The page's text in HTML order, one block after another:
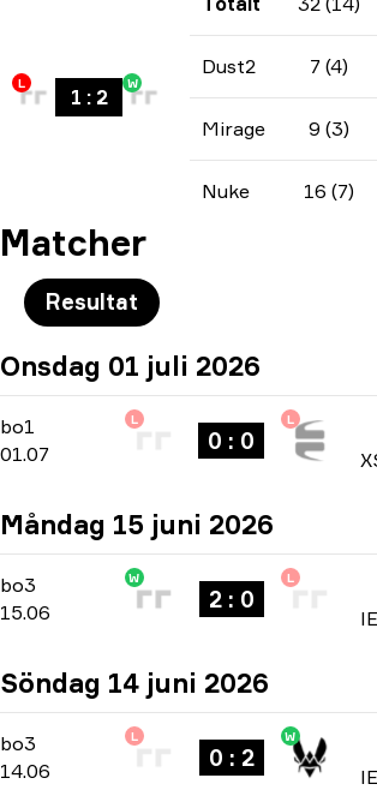
L
1 : 2
W
Dust2 7 (4)
Mirage 9 (3)
Nuke 16 (7)
Matcher
Resultat
Onsdag 01 juli 2026
bo1 Group Stage
bo1
01.07
L
0 : 0
L
Måndag 15 juni 2026
bo3
bo3
15.06
W
2 : 0
L
Söndag 14 juni 2026
bo3
bo3
14.06
L
0 : 2
W